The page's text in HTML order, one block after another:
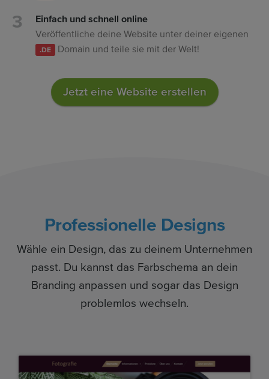
Einfach und schnell online
Veröffentliche deine Website unter deiner eigenen
.DE Domain und teile sie mit der Welt!
Jetzt eine Website erstellen
Professionelle Designs
Wähle ein Design, das zu deinem Unternehmen
passt. Du kannst das Farbschema an dein
Branding anpassen und sogar das Design
problemlos wechseln.